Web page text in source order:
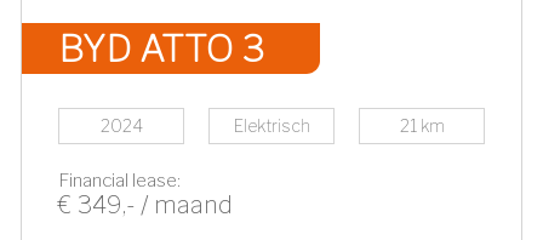
BYD ATTO 3
2024 Elektrisch 21 km
Financial lease:
€ 349,- / maand